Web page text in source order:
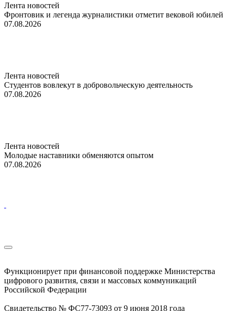
Лента новостей
Фронтовик и легенда журналистики отметит вековой юбилей
07.08.2026
Лента новостей
Студентов вовлекут в добровольческую деятельность
07.08.2026
Лента новостей
Молодые наставники обменяются опытом
07.08.2026
Функционирует при финансовой поддержке Министерства
цифрового развития, связи и массовых коммуникаций
Российской Федерации
Свидетельство № ФС77-73093 от 9 июня 2018 года